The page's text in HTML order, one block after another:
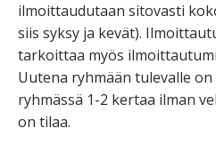
ilmoittaudutaan sitovasti
siis syksy ja kevät).
tarkoittaa myös
Uutena ryhmään tulevalle
ryhmässä 1-2 kertaa ilman
on tilaa.